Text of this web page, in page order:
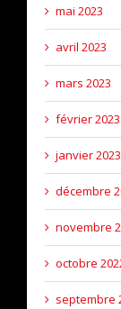
mai 2023
avril 2023
mars 2023
février 2023
janvier 2023
décembre
novembre
octobre
septembre